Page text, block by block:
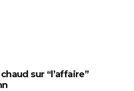
sur “l’affaire”